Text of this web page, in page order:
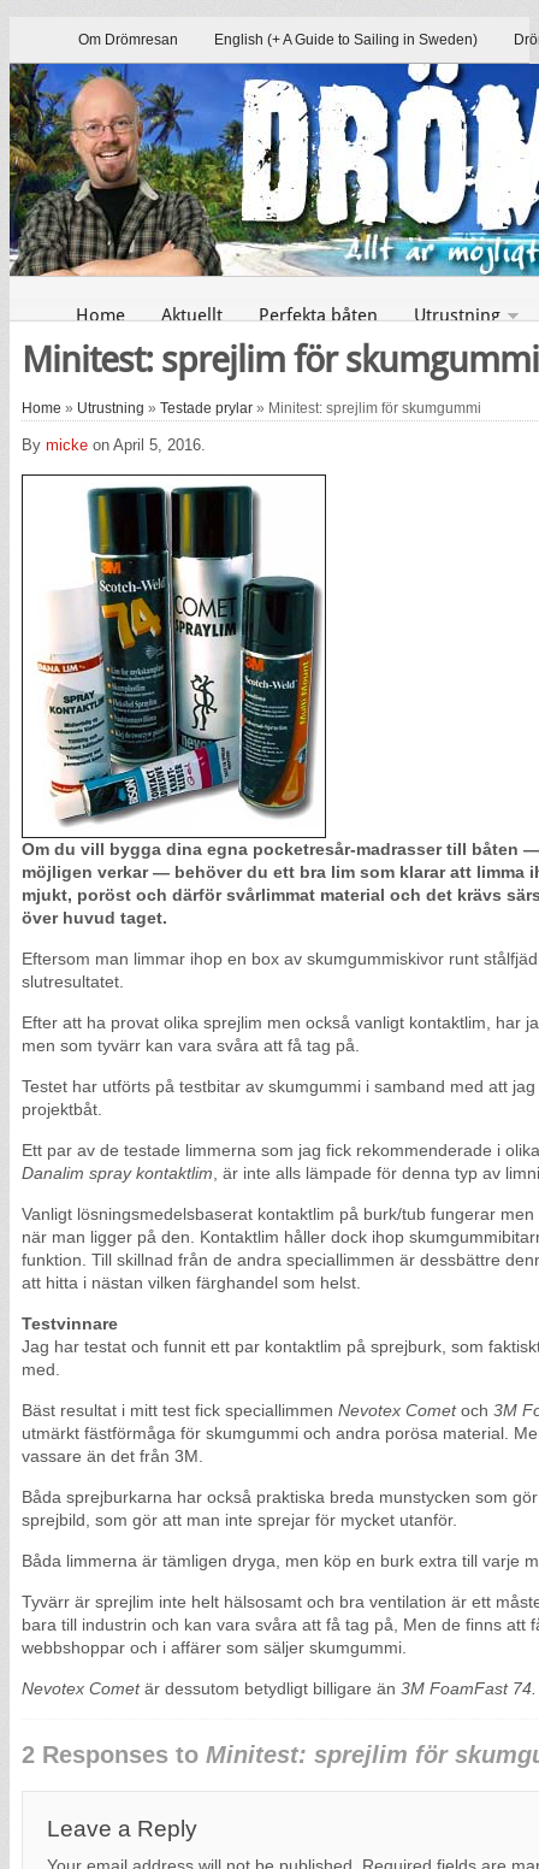
Om Drömresan English (+ A Guide to Sailing in Sweden)
Home Aktuellt Perfekta båten Utrustning
Minitest: sprejlim för skumgummi
Home » Utrustning » Testade prylar » Minitest: sprejlim för skumgummi
By micke on April 5, 2016.
Om du vill bygga dina egna pocketresår-madrasser till båten
möjligen verkar — behöver du ett bra lim som klarar att limma
mjukt, poröst och därför svårlimmat material och det krävs
över huvud taget.
Eftersom man limmar ihop en box av skumgummiskivor runt
slutresultatet.
Efter att ha provat olika sprejlim men också vanligt kontaktlim, har
men som tyvärr kan vara svåra att få tag på.
Testet har utförts på testbitar av skumgummi i samband med att
projektbåt.
Ett par av de testade limmerna som jag fick rekommenderade i
Danalim spray kontaktlim , är inte alls lämpade för denna typ av
Vanligt lösningsmedelsbaserat kontaktlim på burk/tub fungerar
när man ligger på den. Kontaktlim håller dock ihop
funktion. Till skillnad från de andra speciallimmen är dessbättre
att hitta i nästan vilken färghandel som helst.
Testvinnare
Jag har testat och funnit ett par kontaktlim på sprejburk, som
med.
Bäst resultat i mitt test fick speciallimmen Nevotex Cometoch 3M
utmärkt fästförmåga för skumgummi och andra porösa material.
vassare än det från 3M.
Båda sprejburkarna har också praktiska breda munstycken som
sprejbild, som gör att man inte sprejar för mycket utanför.
Båda limmerna är tämligen dryga, men köp en burk extra till varje
Tyvärr är sprejlim inte helt hälsosamt och bra ventilation är ett
bara till industrin och kan vara svåra att få tag på, Men de finns att
webbshoppar och i affärer som säljer skumgummi.
Nevotex Cometär dessutom betydligt billigare än 3M FoamFast 74.
2 Responses to Minitest: sprejlim för
Leave a Reply